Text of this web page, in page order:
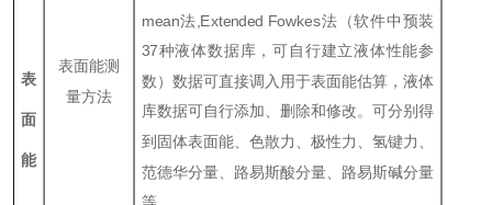
表
面
能
表面能测
量方法
mean法 ,Extended Fowkes法（软件中预装
37种液体数据库，可自行建立液体性能参
数）数据可直接调入用于表面能估算，液体
库数据可自行添加、删除和修改。可分别得
到固体表面能、色散力、极性力、氢键力、
范德华分量、路易斯酸分量、路易斯碱分量
等